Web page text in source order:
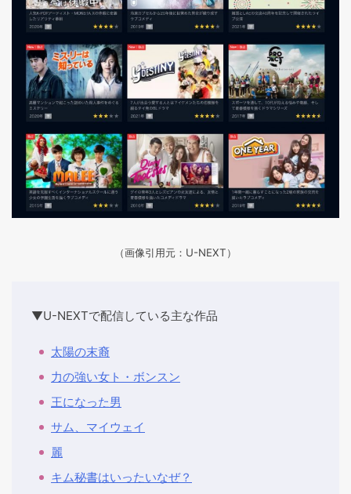
（画像引用元：U-NEXT）
▼U-NEXTで配信している主な作品
太陽の末裔
力の強い女ト・ボンスン
王になった男
サム、マイウェイ
麗
キム秘書はいったいなぜ？